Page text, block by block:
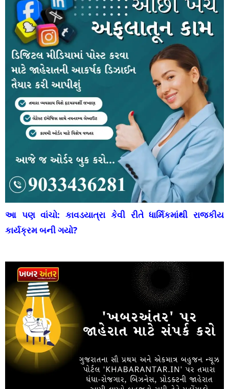
આ પણ વાંચો:કાવડયાત્રા કેવી રીતે ધાર્મિકમાંથી રાજકીય
કાર્યક્રમ બની ગયો?